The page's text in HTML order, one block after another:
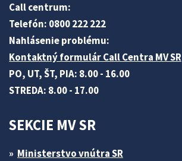
Call centrum:
Telefón: 0800 222 222
Nahlásenie problému:
Kontaktný formulár Call Centra MV SR
PO, UT, ŠT, PIA: 8.00 - 16.00
STREDA: 8.00 - 17.00
SEKCIE MV SR
Ministerstvo vnútra SR